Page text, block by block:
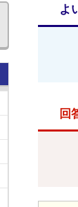
よ
回